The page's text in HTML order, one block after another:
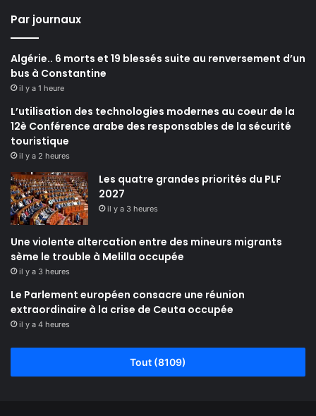
Par journaux
Algérie.. 6 morts et 19 blessés suite au renversement d’un
bus à Constantine
il y a 1 heure
L’utilisation des technologies modernes au coeur de la
12è Conférence arabe des responsables de la sécurité
touristique
il y a 2 heures
Les quatre grandes priorités du PLF
2027
il y a 3 heures
Une violente altercation entre des mineurs migrants
sème le trouble à Melilla occupée
il y a 3 heures
Le Parlement européen consacre une réunion
extraordinaire à la crise de Ceuta occupée
il y a 4 heures
Tout (8109)